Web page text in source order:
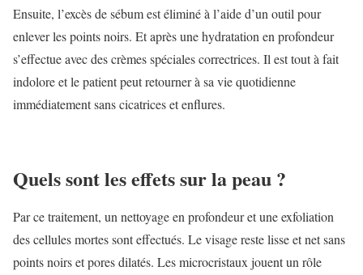
Ensuite, l’excès de sébum est éliminé à l’aide d’un outil pour
enlever les points noirs. Et après une hydratation en profondeur
s’effectue avec des crèmes spéciales correctrices. Il est tout à fait
indolore et le patient peut retourner à sa vie quotidienne
immédiatement sans cicatrices et enflures.
Quels sont les effets sur la peau ?
Par ce traitement, un nettoyage en profondeur et une exfoliation
des cellules mortes sont effectués. Le visage reste lisse et net sans
points noirs et pores dilatés. Les microcristaux jouent un rôle